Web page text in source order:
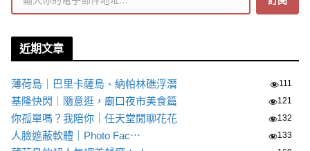
近期文章
薄荷島｜巴里卡薩島、納帕林礁浮潛 111
基隆快閃｜隨意逛，廟口夜市美食篇 121
你孤單嗎？我陪你｜任天堂閒聊花花 132
人臉遮蔽軟體｜Photo Fac⋯ 133